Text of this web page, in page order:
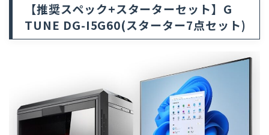
【推奨スペック+スターターセット】 G
TUNE DG-I5G60(スターター7点セット)